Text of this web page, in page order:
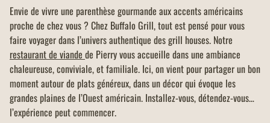
Envie de vivre une parenthèse gourmande aux accents américains
proche de chez vous ? Chez Buffalo Grill, tout est pensé pour vous
faire voyager dans l’univers authentique des grill houses. Notre
restaurant de viande de Pierry vous accueille dans une ambiance
chaleureuse, conviviale, et familiale. Ici, on vient pour partager un bon
moment autour de plats généreux, dans un décor qui évoque les
grandes plaines de l’Ouest américain. Installez-vous, détendez-vous…
l’expérience peut commencer.